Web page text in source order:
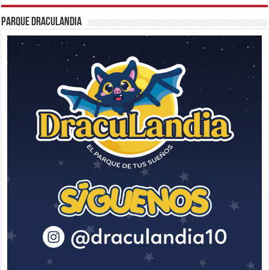
Parque Draculandia